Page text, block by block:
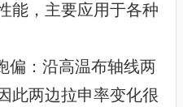
资质证书
联系我们
能，主要应用于各种
偏：沿高温布轴线两
此两边拉申率变化很